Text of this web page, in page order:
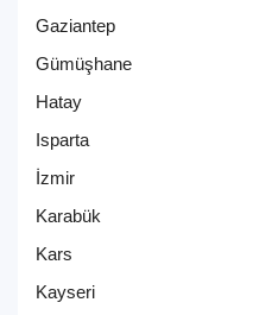
Gaziantep
Gümüşhane
Hatay
Isparta
İzmir
Karabük
Kars
Kayseri